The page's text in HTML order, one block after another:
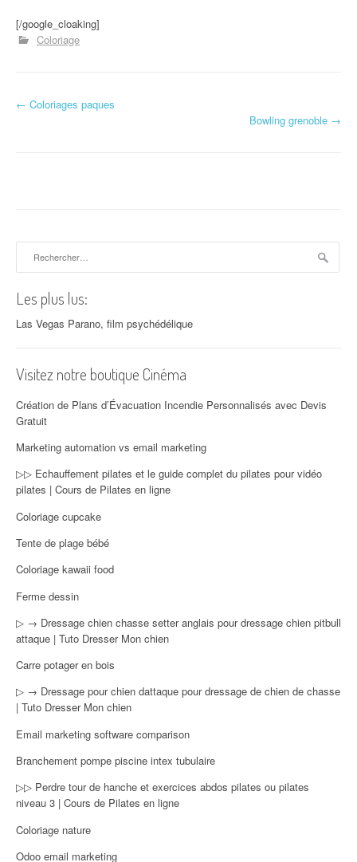
[/google_cloaking]
Coloriage
Navigation d'article
← Coloriages paques
Bowling grenoble →
Les plus lus:
Las Vegas Parano, film psychédélique
Visitez notre boutique Cinéma
Création de Plans d’Évacuation Incendie Personnalisés avec Devis
Gratuit
Marketing automation vs email marketing
▷▷ Echauffement pilates et le guide complet du pilates pour vidéo
pilates | Cours de Pilates en ligne
Coloriage cupcake
Tente de plage bébé
Coloriage kawaii food
Ferme dessin
▷ → Dressage chien chasse setter anglais pour dressage chien pitbull
attaque | Tuto Dresser Mon chien
Carre potager en bois
▷ → Dressage pour chien dattaque pour dressage de chien de chasse
| Tuto Dresser Mon chien
Email marketing software comparison
Branchement pompe piscine intex tubulaire
▷▷ Perdre tour de hanche et exercices abdos pilates ou pilates
niveau 3 | Cours de Pilates en ligne
Coloriage nature
Odoo email marketing